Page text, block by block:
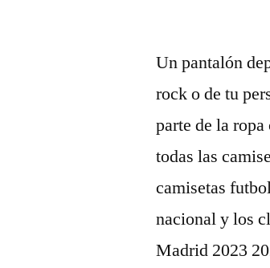
Un pantalón
rock o de tu
parte de la
todas las
camisetas
nacional y los
Madrid 2023